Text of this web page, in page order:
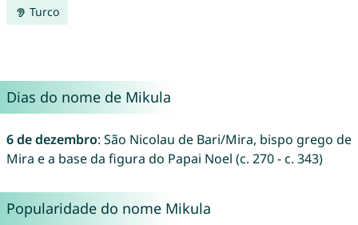
Turco
Dias do nome de Mikula
6 de dezembro: São Nicolau de Bari/Mira, bispo grego de
Mira e a base da figura do Papai Noel (c. 270 - c. 343)
Popularidade do nome Mikula